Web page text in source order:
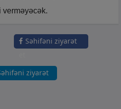
verməyəcək.
Səhifəni ziyarət
ziyarət